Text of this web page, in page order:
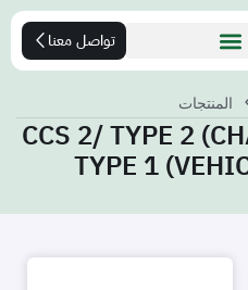
تواصل معنا
المنتجات
CCS 2/ TYPE 2
TYPE 1